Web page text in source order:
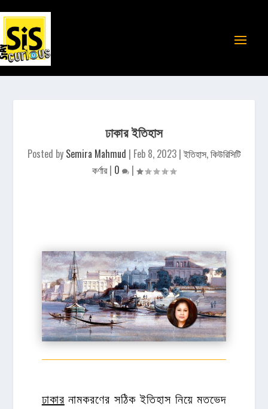
ঢাকার ইতিহাস
Posted by Semira Mahmud | Feb 8, 2023 |ইতিহাস,কিউরিসিটি
কর্ণার| 0 |
ঢাকার নামকরণের সঠিক ইতিহাস নিয়ে মতভেদ